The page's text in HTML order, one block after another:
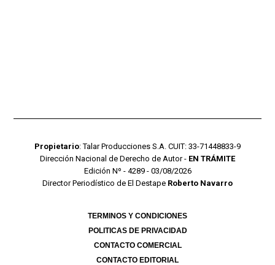
Propietario: Talar Producciones S.A. CUIT: 33-71448833-9
Dirección Nacional de Derecho de Autor - EN TRÁMITE
Edición Nº - 4289 - 03/08/2026
Director Periodístico de El Destape Roberto Navarro
TERMINOS Y CONDICIONES
POLITICAS DE PRIVACIDAD
CONTACTO COMERCIAL
CONTACTO EDITORIAL